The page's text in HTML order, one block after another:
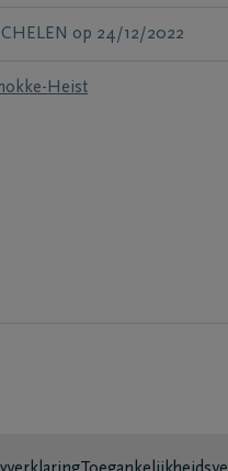
op 24/12/2022
Heist